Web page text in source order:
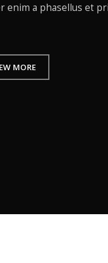
enim a phasellus et
MORE